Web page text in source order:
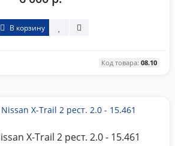
В корзину
Код товара: 08.10
X-Trail 2 рест. 2.0 - 15.461